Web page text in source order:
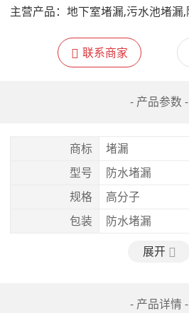
主营产品：
联系商家
- 产品参数 -
商标
堵漏
型号
防水堵漏
规格
高分子
包装
防水堵漏
展开
- 产品详情 -